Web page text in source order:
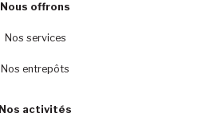
Nous offrons
Nos services
Nos entrepôts
Nos activités